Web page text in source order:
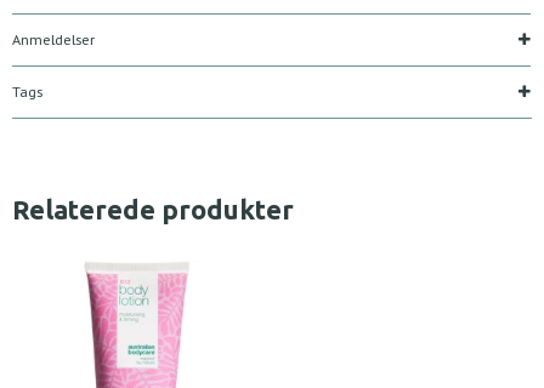
Anmeldelser
Tags
Relaterede produkter